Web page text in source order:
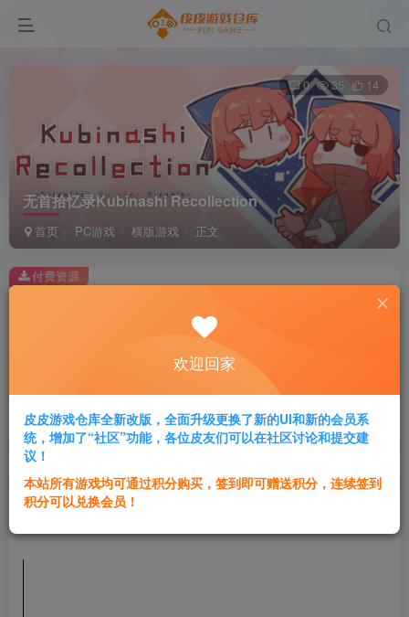
无首拾忆录Kubinashi Recollection
首页 PC游戏 横版游戏 正文
0 35 14
此内容为付费资源，请付费后查看
2积分
黄金会员免费 超级会员免费
登录购买
付费资源
群主1号
欢迎回家
皮皮游戏仓库全新改版，全面升级更换了新的UI和新的会员系
统，增加了“社区”功能，各位皮友们可以在社区讨论和提交建
议！
本站所有游戏均可通过积分购买，签到即可赠送积分，连续签到
积分可以兑换会员！